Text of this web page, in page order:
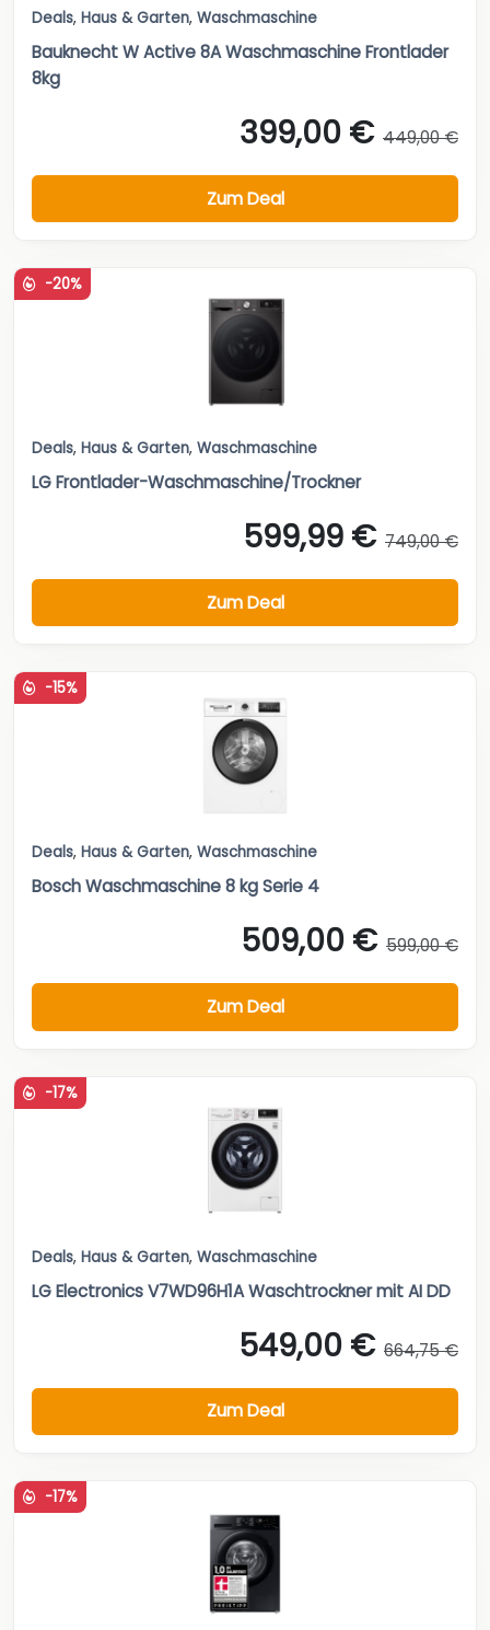
Deals, Haus & Garten, Waschmaschine
Bauknecht W Active 8A Waschmaschine Frontlader
8kg
399,00 € 449,00 €
Zum Deal
-20%
Deals, Haus & Garten, Waschmaschine
LG Frontlader-Waschmaschine/Trockner
599,99 € 749,00 €
Zum Deal
-15%
Deals, Haus & Garten, Waschmaschine
Bosch Waschmaschine 8 kg Serie 4
509,00 € 599,00 €
Zum Deal
-17%
Deals, Haus & Garten, Waschmaschine
LG Electronics V7WD96H1A Waschtrockner mit AI DD
549,00 € 664,75 €
Zum Deal
-17%